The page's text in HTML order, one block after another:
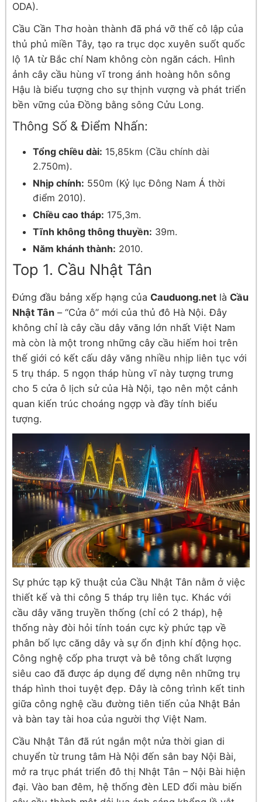
ODA).
Cầu Cần Thơ hoàn thành đã phá vỡ thế cô lập của
thủ phủ miền Tây, tạo ra trục dọc xuyên suốt quốc
lộ 1A từ Bắc chí Nam không còn ngăn cách. Hình
ảnh cây cầu hùng vĩ trong ánh hoàng hôn sông
Hậu là biểu tượng cho sự thịnh vượng và phát triển
bền vững của Đồng bằng sông Cửu Long.
Thông Số & Điểm Nhấn:
Tổng chiều dài: 15,85km (Cầu chính dài
2.750m).
Nhịp chính: 550m (Kỷ lục Đông Nam Á thời
điểm 2010).
Chiều cao tháp: 175,3m.
Tĩnh không thông thuyền: 39m.
Năm khánh thành: 2010.
Top 1. Cầu Nhật Tân
Đứng đầu bảng xếp hạng của Cauduong.net là Cầu
Nhật Tân – “Cửa ô” mới của thủ đô Hà Nội. Đây
không chỉ là cây cầu dây văng lớn nhất Việt Nam
mà còn là một trong những cây cầu hiếm hoi trên
thế giới có kết cấu dây văng nhiều nhịp liên tục với
5 trụ tháp. 5 ngọn tháp hùng vĩ này tượng trưng
cho 5 cửa ô lịch sử của Hà Nội, tạo nên một cảnh
quan kiến trúc choáng ngợp và đầy tính biểu
tượng.
Sự phức tạp kỹ thuật của Cầu Nhật Tân nằm ở việc
thiết kế và thi công 5 tháp trụ liên tục. Khác với
cầu dây văng truyền thống (chỉ có 2 tháp), hệ
thống này đòi hỏi tính toán cực kỳ phức tạp về
phân bố lực căng dây và sự ổn định khí động học.
Công nghệ cốp pha trượt và bê tông chất lượng
siêu cao đã được áp dụng để dựng nên những trụ
tháp hình thoi tuyệt đẹp. Đây là công trình kết tinh
giữa công nghệ cầu đường tiên tiến của Nhật Bản
và bàn tay tài hoa của người thợ Việt Nam.
Cầu Nhật Tân đã rút ngắn một nửa thời gian di
chuyển từ trung tâm Hà Nội đến sân bay Nội Bài,
mở ra trục phát triển đô thị Nhật Tân – Nội Bài hiện
đại. Vào ban đêm, hệ thống đèn LED đổi màu biến